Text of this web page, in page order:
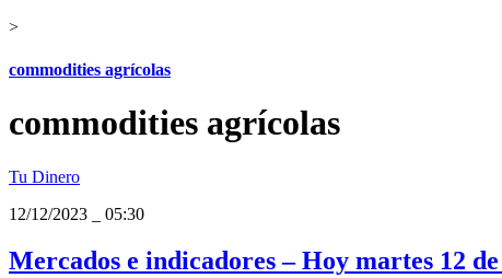
>
commodities agrícolas
commodities agrícolas
Tu Dinero
12/12/2023
05:30
Mercados e indicadores – Hoy martes 12